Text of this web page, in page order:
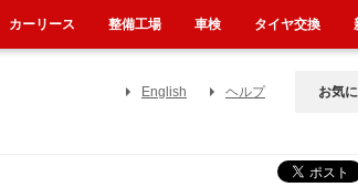
English ヘルプ お気
カーリース 整備工場 車検 タイヤ交換